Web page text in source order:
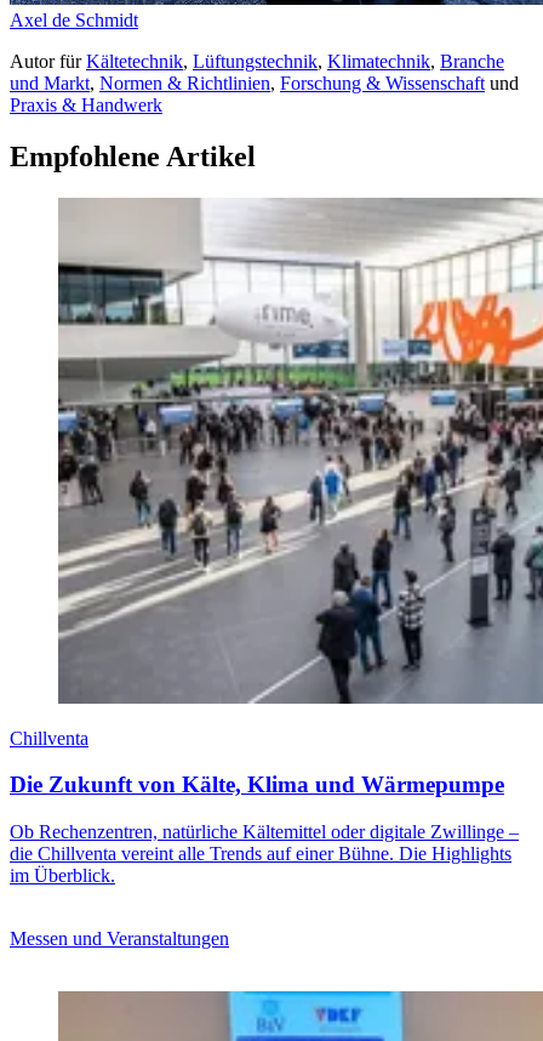
Axel de Schmidt
AutorfürKältetechnik, Lüftungstechnik, Klimatechnik, Branche
und Markt, Normen & Richtlinien, Forschung & Wissenschaft und
Praxis & Handwerk
Empfohlene Artikel
Chillventa
Die Zukunft von Kälte, Klima und Wärmepumpe
Ob Rechenzentren, natürliche Kältemittel oder digitale Zwillinge –
die Chillventa vereint alle Trends auf einer Bühne. Die Highlights
im Überblick.
Messen und Veranstaltungen